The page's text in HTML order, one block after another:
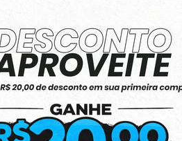
que o brasileiro e número 1 da
outras estrelas vestindo esse